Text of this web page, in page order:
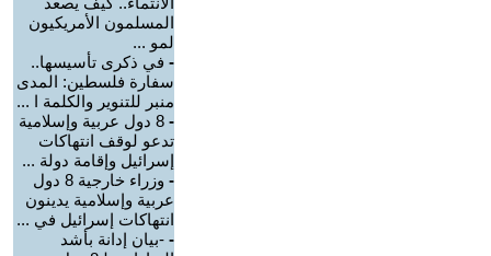
المسلمون الأمريكيون
لمو ...
- في ذكرى تأسيسها..
سفارة فلسطين: المدى
منبر للتنوير والكلمة ا ...
-
8 دول عربية وإسلامية
تدعو لوقف انتهاكات
إسرائيل وإقامة دولة ...
-
وزراء خارجية 8 دول
عربية وإسلامية يدينون
انتهاكات إسرائيل في ...
- -بيان إدانة بأشد